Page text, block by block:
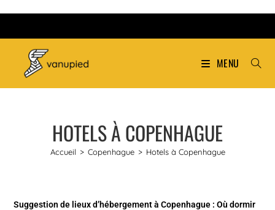
MENU
HOTELS À COPENHAGUE
Accueil > Copenhague > Hotels à Copenhague
Suggestion de lieux d’hébergement à Copenhague : Où dormir